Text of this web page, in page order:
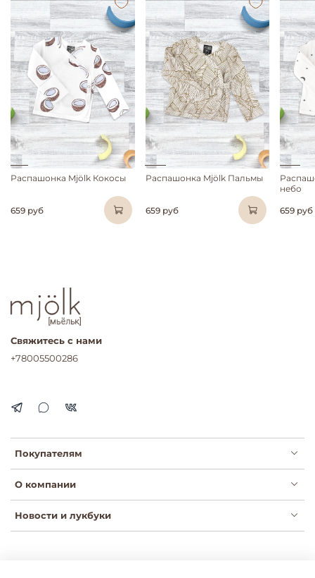
Распашонка Mjölk Кокосы
659 руб
Распашонка Mjölk Пальмы
659 руб
небо
659 руб
Покупателям
О компании
Новости и лукбуки
Свяжитесь с нами
+78005500286